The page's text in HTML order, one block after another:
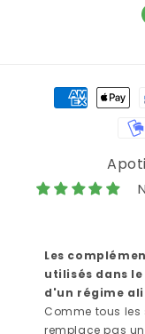
Means
Les
utilisés dans
d'un régime
Comme tous les
remplace pas